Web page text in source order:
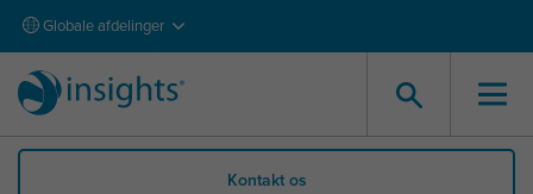
Globale afdelinger
Kontakt os